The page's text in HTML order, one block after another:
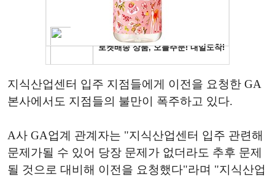
지식산업센터 입주 지점들에게 이전을 요청한 GA
본사에서도 지점들의 불만이 폭주하고 있다.
A사 GA업계 관계자는 "지식산업센터 입주 관련해
문제가될 수 있어 당장 문제가 없더라도 추후 문제
될 것으로 대비해 이전을 요청했다"라며 "지식산업